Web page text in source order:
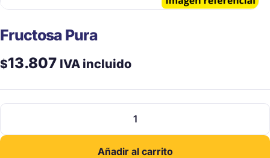
Fructosa Pura
$13.807 IVA incluido
Fructosa
cantidad
Añadir al carrito